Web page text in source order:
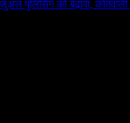
पुलिसिंग को बढ़ावा,